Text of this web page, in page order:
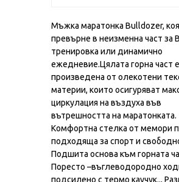
Мъжка маратонка Bulldozer,
превърне в неизменна част за
тренировка или динамично
ежедневие.Цялата горна част е
произведена от олекотени
материи, които осигуряват
циркулация на въздуха във
вътрешността на маратонката.
Комфортна стелка от мемори
подходяща за спорт и
Подшита основа към горната
Поресто –въглеводородно
подсилено с термо каучук..,